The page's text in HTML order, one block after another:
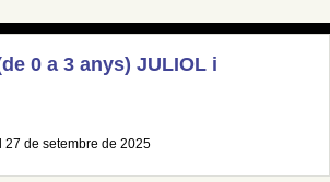
0 a 3 anys) JULIOL i
27 de setembre de 2025